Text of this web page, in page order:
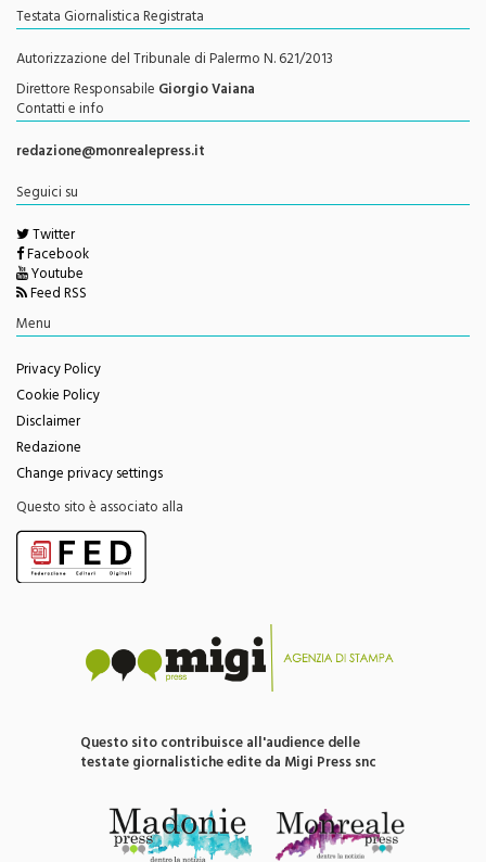
Testata Giornalistica Registrata
Autorizzazione del Tribunale di Palermo N. 621/2013
Direttore ResponsabileGiorgio Vaiana
Contatti e info
redazione@monrealepress.it
Seguici su
Twitter
Facebook
Youtube
Feed RSS
Privacy Policy
Cookie Policy
Disclaimer
Redazione
Change privacy settings
Questo sito è associato alla
Questo sito contribuisce all'audience delle